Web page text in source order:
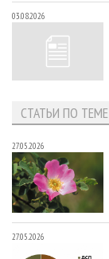
03.08.2026
СТАТЬИ ПО ТЕМЕ
27.05.2026
27.05.2026